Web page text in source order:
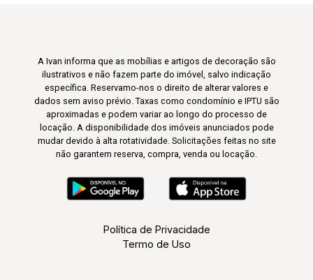
A Ivan informa que as mobílias e artigos de decoração são
ilustrativos e não fazem parte do imóvel, salvo indicação
específica. Reservamo-nos o direito de alterar valores e
dados sem aviso prévio. Taxas como condomínio e IPTU são
aproximadas e podem variar ao longo do processo de
locação. A disponibilidade dos imóveis anunciados pode
mudar devido à alta rotatividade. Solicitações feitas no site
não garantem reserva, compra, venda ou locação.
Política de Privacidade
Termo de Uso